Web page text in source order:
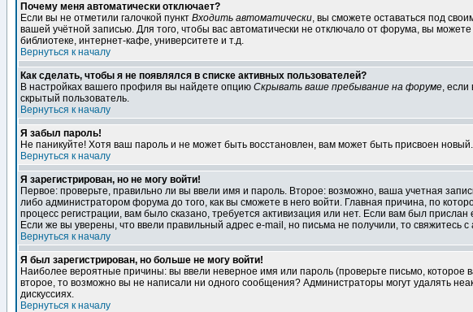
Почему меня автоматически отключает?
Если вы не отметили галочкой пункт Входить автоматически, вы сможете оставаться под
вашей учётной записью. Для того, чтобы вас автоматически не отключало от форума, вы можете
библиотеке, интернет-кафе, университете и т.д.
Вернуться к началу
Как сделать, чтобы я не появлялся в списке активных пользователей?
В настройках вашего профиля вы найдете опцию Скрывать ваше пребывание на форуме,
скрытый пользователь.
Вернуться к началу
Я забыл пароль!
Не паникуйте! Хотя ваш пароль и не может быть восстановлен, вам может быть присвоен новый.
Вернуться к началу
Я зарегистрирован, но не могу войти!
Первое: проверьте, правильно ли вы ввели имя и пароль. Второе: возможно, ваша учетная
либо администратором форума до того, как вы сможете в него войти. Главная причина, по
процесс регистрации, вам было сказано, требуется активизация или нет. Если вам был
Если же вы уверены, что ввели правильный адрес e-mail, но письма не получили, то свяжитесь
Вернуться к началу
Я был зарегистрирован, но больше не могу войти!
Наиболее вероятные причины: вы ввели неверное имя или пароль (проверьте письмо, которое
второе, то возможно вы не написали ни одного сообщения? Администраторы могут удалять
дискуссиях.
Вернуться к началу